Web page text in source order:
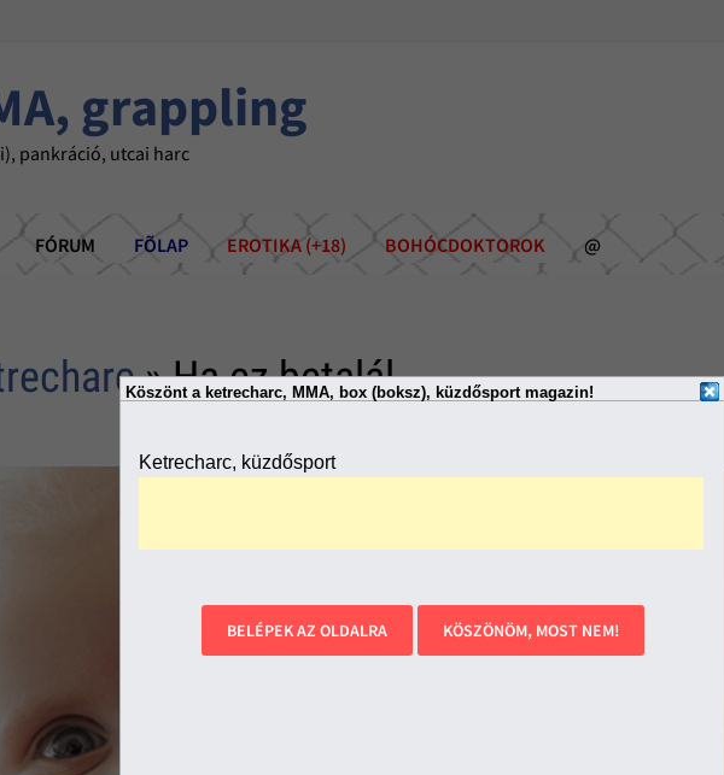
Köszönt a ketrecharc, MMA, box (boksz), küzdősport magazin!
Ketrecharc, küzdősport
BELÉPEK AZ OLDALRA KÖSZÖNÖM, MOST NEM!
grappling
pankráció, utcai harc
FÓRUM FÕLAP EROTIKA (+18) BOHÓCDOKTOROK @
» Ha ez betalál...